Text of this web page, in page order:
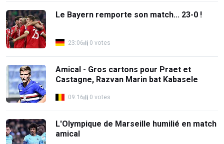
Le Bayern remporte son match... 23-0 !
23:06 0 votes
Amical - Gros cartons pour Praet et
Castagne, Razvan Marin bat Kabasele
09:16 0 votes
L'Olympique de Marseille humilié en match
amical